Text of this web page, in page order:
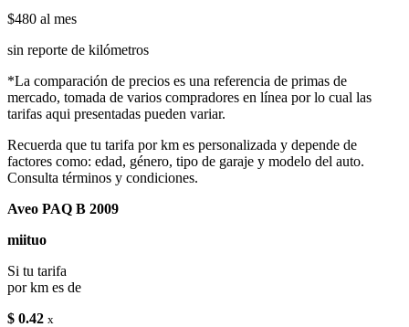
$480 al mes
sin reporte de kilómetros
*La comparación de precios es una referencia de primas de
mercado, tomada de varios compradores en línea por lo cual las
tarifas aqui presentadas pueden variar.
Recuerda que tu tarifa por km es personalizada y depende de
factores como: edad, género, tipo de garaje y modelo del auto.
Consulta términos y condiciones.
Aveo PAQ B 2009
miituo
Si tu tarifa
por km es de
$ 0.42 x